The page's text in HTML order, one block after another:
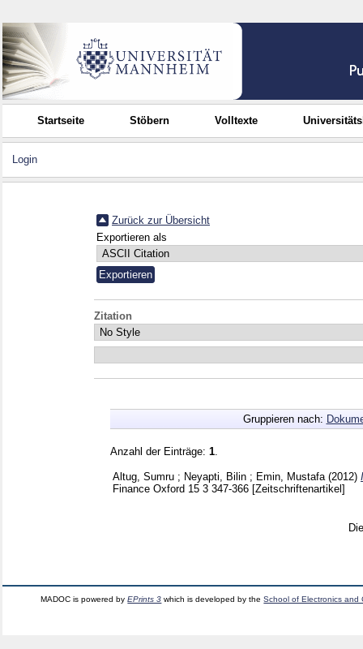
Startseite Stöbern Volltexte
Login
Zurück zur Übersicht
Exportieren als
Zitation
Gruppieren nach:
Anzahl der Einträge: 1
Altug, Sumru ; Neyapti, Bilin ; Emin, Mustafa (2012)
Finance Oxford 15 3 347-366 [Zeitschriftenartikel]
MADOC is powered byEPrints 3 which is developed by theSchool of Electronics and